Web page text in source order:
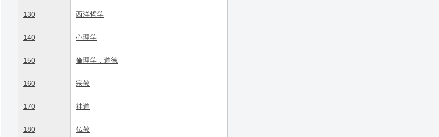
130 西洋哲学
140 心理学
150 倫理学．道徳
160 宗教
170 神道
180 仏教